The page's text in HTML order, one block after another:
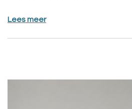
Lees meer